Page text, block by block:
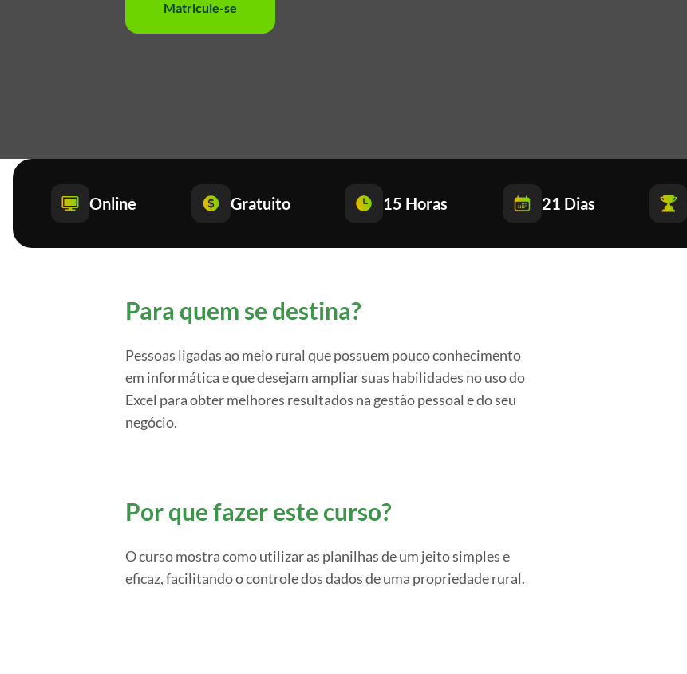
Matricule-se
Online Gratuito 15 Horas 21 Dias
Para quem se destina?
Pessoas ligadas ao meio rural que possuem pouco conhecimento
em informática e que desejam ampliar suas habilidades no uso do
Excel para obter melhores resultados na gestão pessoal e do seu
negócio.
Por que fazer este curso?
O curso mostra como utilizar as planilhas de um jeito simples e
eficaz, facilitando o controle dos dados de uma propriedade rural.